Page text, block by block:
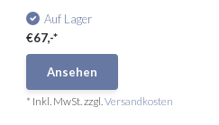
Auf Lager
€67,-*
Ansehen
* Inkl. MwSt. zzgl.Versandkosten